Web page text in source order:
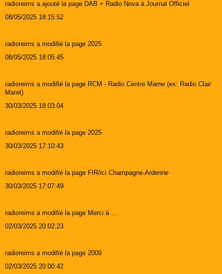
radioreims a ajouté la page DAB + Radio Nova à Journal Officiel
08/05/2025 18:15:52
radioreims a modifié la page 2025
08/05/2025 18:05:45
radioreims a modifié la page RCM - Radio Centre Marne (ex: Radio Clair
Maret)
30/03/2025 18:03:04
radioreims a modifié la page 2025
30/03/2025 17:10:43
radioreims a modifié la page FIR/ici Champagne-Ardenne
30/03/2025 17:07:49
radioreims a modifié la page Merci à ...
02/03/2025 20:02:23
radioreims a modifié la page 2009
02/03/2025 20:00:42